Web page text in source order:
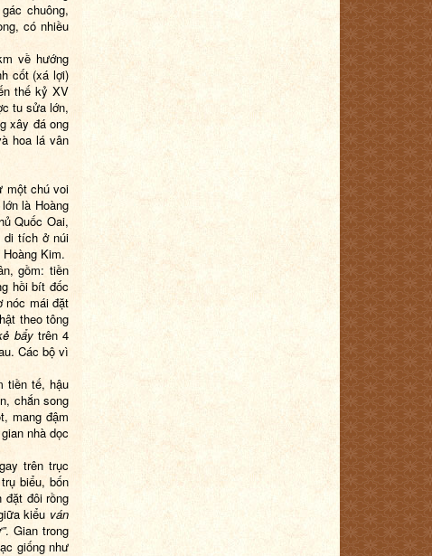
chuông,
có nhiều
về hướng
cốt (xá lợi)
thế kỷ XV
tu sửa lớn,
xây đá ong
hoa lá vân
một chú voi
là Hoàng
Quốc Oai,
di tích ở núi
Kim.
gồm: tiền
hồi bít đốc
nóc mái đặt
theo tông
bẩytrên 4
Các bộ vì
tiền tế, hậu
chắn song
mang đậm
nhà dọc
trên trục
biểu, bốn
đặt đôi rồng
kiểu ván
. Gian trong
giống như